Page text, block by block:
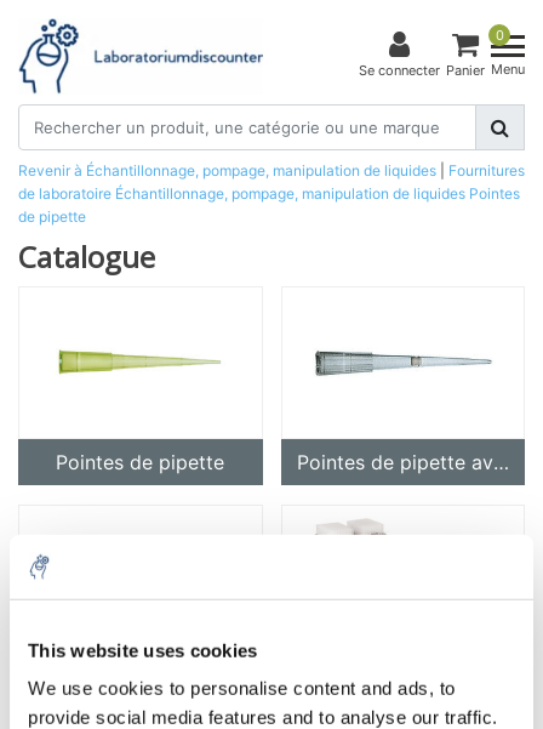
This website uses cookies
We use cookies to personalise content and ads, to
provide social media features and to analyse our traffic.
Se connecter
0
Panier Menu
Revenir à Échantillonnage, pompage, manipulation de liquides
Fournitures
de laboratoire Échantillonnage, pompage, manipulation de liquides Pointes
de pipette
Catalogue
Pointes de pipette Pointes de pipette avec filtre
Points spéciaux